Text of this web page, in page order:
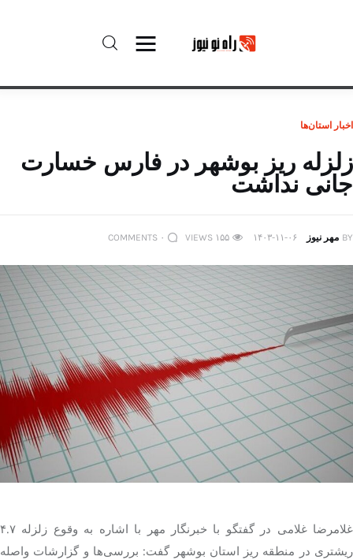
درباره راه‌ نو نیوز
ارتباط با راه‌ نو نیوز
حفظ حریم شخصی
قوانین بازنشر
تبلیغات راه نو نیوز
آوین دیلی
تک کده
پایگاه خبری آبان
خرید موتور ایمپلنت
اخبار استان‌ها
زلزله ریز بوشهر در فارس خسارت
جانی نداشت
BY مهر نیوز ۱۴۰۳-۱۱-۰۶ ۱۵۵ VIEWS ۰ COMMENTS
غلامرضا غلامی در گفتگو با خبرنگار مهر با اشاره به وقوع زلزله ۴.۷
ریشتری در منطقه ریز استان بوشهر گفت: بررسی‌ها و گزارشات واصله